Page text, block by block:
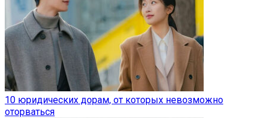
10 юридических дорам, от которых невозможно
оторваться